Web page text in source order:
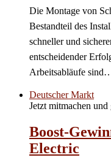
Die Montage von
Bestandteil des
schneller und
entscheidender
Arbeitsabläufe
Deutscher Markt
Jetzt mitmachen
Boost-
Electric